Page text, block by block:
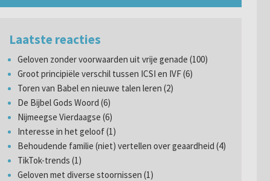
Laatste reacties
Geloven zonder voorwaarden uit vrije genade (100)
Groot principiële verschil tussen ICSI en IVF (6)
Toren van Babel en nieuwe talen leren (2)
De Bijbel Gods Woord (6)
Nijmeegse Vierdaagse (6)
Interesse in het geloof (1)
Behoudende familie (niet) vertellen over geaardheid (4)
TikTok-trends (1)
Geloven met diverse stoornissen (1)